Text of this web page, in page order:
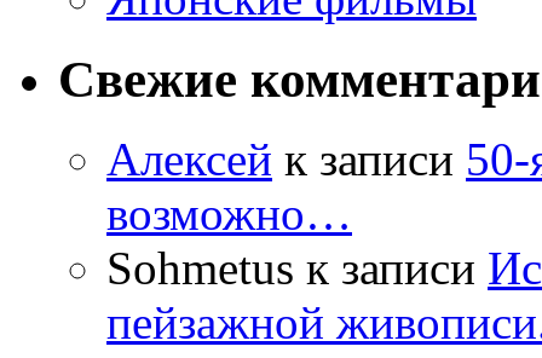
Свежие
Алексей к записи 50-
возможно…
Sohmetus к записи
пейзажной